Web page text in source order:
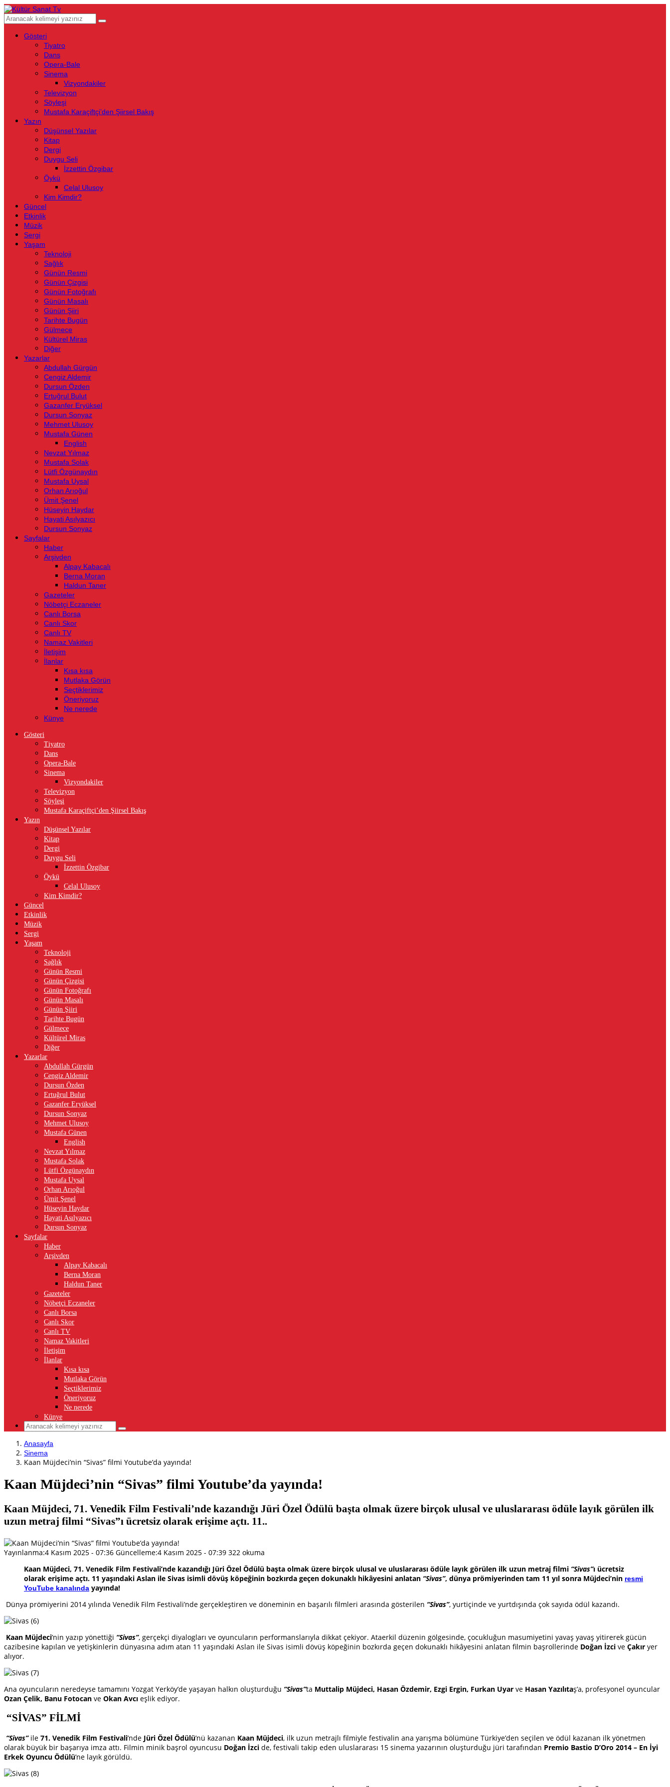
Gösteri
Tiyatro
Dans
Opera-Bale
Sinema
Vizyondakiler
Televizyon
Söyleşi
Mustafa Karaçiftçi’den Şiirsel Bakış
Yazın
Düşünsel Yazılar
Kitap
Dergi
Duygu Seli
İzzettin Özgibar
Öykü
Celal Ulusoy
Kim Kimdir?
Güncel
Etkinlik
Müzik
Sergi
Yaşam
Teknoloji
Sağlık
Günün Resmi
Günün Çizgisi
Günün Fotoğrafı
Günün Masalı
Günün Şiiri
Tarihte Bugün
Gülmece
Kültürel Miras
Diğer
Yazarlar
Abdullah Gürgün
Cengiz Aldemir
Dursun Özden
Ertuğrul Bulut
Gazanfer Eryüksel
Dursun Sonyaz
Mehmet Ulusoy
Mustafa Günen
English
Nevzat Yılmaz
Mustafa Solak
Lütfi Özgünaydın
Mustafa Uysal
Orhan Arıoğul
Ümit Şenel
Hüseyin Haydar
Hayati Asılyazıcı
Dursun Sonyaz
Sayfalar
Haber
Arşivden
Alpay Kabacalı
Berna Moran
Haldun Taner
Gazeteler
Nöbetçi Eczaneler
Canlı Borsa
Canlı Skor
Canlı TV
Namaz Vakitleri
İletişim
İlanlar
Kısa kısa
Mutlaka Görün
Seçtiklerimiz
Öneriyoruz
Ne nerede
Künye
Gösteri
Tiyatro
Dans
Opera-Bale
Sinema
Vizyondakiler
Televizyon
Söyleşi
Mustafa Karaçiftçi’den Şiirsel Bakış
Yazın
Düşünsel Yazılar
Kitap
Dergi
Duygu Seli
İzzettin Özgibar
Öykü
Celal Ulusoy
Kim Kimdir?
Güncel
Etkinlik
Müzik
Sergi
Yaşam
Teknoloji
Sağlık
Günün Resmi
Günün Çizgisi
Günün Fotoğrafı
Günün Masalı
Günün Şiiri
Tarihte Bugün
Gülmece
Kültürel Miras
Diğer
Yazarlar
Abdullah Gürgün
Cengiz Aldemir
Dursun Özden
Ertuğrul Bulut
Gazanfer Eryüksel
Dursun Sonyaz
Mehmet Ulusoy
Mustafa Günen
English
Nevzat Yılmaz
Mustafa Solak
Lütfi Özgünaydın
Mustafa Uysal
Orhan Arıoğul
Ümit Şenel
Hüseyin Haydar
Hayati Asılyazıcı
Dursun Sonyaz
Sayfalar
Haber
Arşivden
Alpay Kabacalı
Berna Moran
Haldun Taner
Gazeteler
Nöbetçi Eczaneler
Canlı Borsa
Canlı Skor
Canlı TV
Namaz Vakitleri
İletişim
İlanlar
Kısa kısa
Mutlaka Görün
Seçtiklerimiz
Öneriyoruz
Ne nerede
Künye
Anasayfa
Sinema
Kaan Müjdeci’nin “Sivas” filmi Youtube’da yayında!
Kaan Müjdeci’nin “Sivas” filmi Youtube’da yayında!
Kaan Müjdeci, 71. Venedik Film Festivali’nde kazandığı Jüri Özel Ödülü başta olmak üzere birçok ulusal ve uluslararası ödüle layık görülen ilk
uzun metraj filmi “Sivas”ı ücretsiz olarak erişime açtı. 11..
Yayınlanma:4 Kasım 2025 - 07:36 Güncelleme:4 Kasım 2025 - 07:39 322 okuma
Kaan Müjdeci, 71. Venedik Film Festivali’nde kazandığı Jüri Özel Ödülü başta olmak üzere birçok ulusal ve uluslararası ödüle layık görülen ilk uzun metraj filmi “Sivas”ı ücretsiz
olarak erişime açtı. 11 yaşındaki Aslan ile Sivas isimli dövüş köpeğinin bozkırda geçen dokunaklı hikâyesini anlatan “Sivas”, dünya prömiyerinden tam 11 yıl sonra Müjdeci’nin resmi
YouTube kanalında yayında!
Dünya prömiyerini 2014 yılında Venedik Film Festivali’nde gerçekleştiren ve döneminin en başarılı filmleri arasında gösterilen “Sivas”, yurtiçinde ve yurtdışında çok sayıda ödül kazandı.
Kaan Müjdeci’nin yazıp yönettiği “Sivas”, gerçekçi diyalogları ve oyuncuların performanslarıyla dikkat çekiyor. Ataerkil düzenin gölgesinde, çocukluğun masumiyetini yavaş yavaş yitirerek gücün
cazibesine kapılan ve yetişkinlerin dünyasına adım atan 11 yaşındaki Aslan ile Sivas isimli dövüş köpeğinin bozkırda geçen dokunaklı hikâyesini anlatan filmin başrollerinde Doğan İzci ve Çakır yer
alıyor.
Ana oyuncuların neredeyse tamamını Yozgat Yerköy’de yaşayan halkın oluşturduğu “Sivas”ta Muttalip Müjdeci, Hasan Özdemir, Ezgi Ergin, Furkan Uyar ve Hasan Yazılıtaş’a, profesyonel oyuncular
Ozan Çelik, Banu Fotocan ve Okan Avcı eşlik ediyor.
“SİVAS” FİLMİ
“Sivas”ile 71. Venedik Film Festivali’nde Jüri Özel Ödülü’nü kazanan Kaan Müjdeci, ilk uzun metrajlı filmiyle festivalin ana yarışma bölümüne Türkiye’den seçilen ve ödül kazanan ilk yönetmen
olarak büyük bir başarıya imza attı. Filmin minik başrol oyuncusu Doğan İzci de, festivali takip eden uluslararası 15 sinema yazarının oluşturduğu jüri tarafından Premio Bastio D’Oro 2014 – En İyi
Erkek Oyuncu Ödülü’ne layık görüldü.